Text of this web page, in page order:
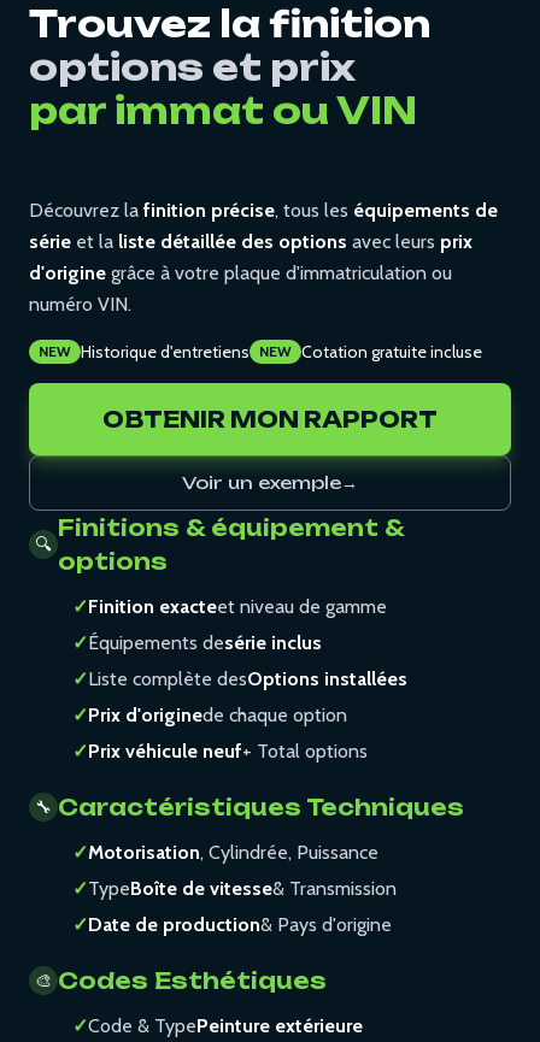
Trouvez la finition
options et prix
par immat ou VIN
Découvrez la finition précise, tous les équipements de
série et la liste détaillée des options avec leurs prix
d'origine grâce à votre plaque d'immatriculation ou
numéro VIN.
NEW Historique d'entretiens NEW Cotation gratuite incluse
OBTENIR MON RAPPORT
Voir un exemple→
🔍
Finitions & équipement &
options
✓Finition exacteet niveau de gamme
✓Équipements desérie inclus
✓Liste complète desOptions installées
✓Prix d'originede chaque option
✓Prix véhicule neuf+ Total options
🔧 Caractéristiques Techniques
✓Motorisation, Cylindrée, Puissance
✓TypeBoîte de vitesse& Transmission
✓Date de production& Pays d'origine
🎨 Codes Esthétiques
✓Code & TypePeinture extérieure